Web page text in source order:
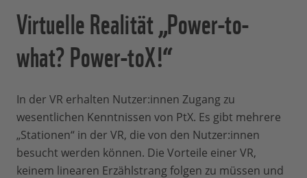
Virtuelle Realität „Power-to-
what? Power-toX!“
In der VR erhalten Nutzer:innen Zugang zu
wesentlichen Kenntnissen von PtX. Es gibt mehrere
„Stationen“ in der VR, die von den Nutzer:innen
besucht werden können. Die Vorteile einer VR,
keinem linearen Erzählstrang folgen zu müssen und